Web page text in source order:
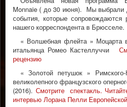
Monnaie ( до 30 июня). Мы выбрали
события, которые
нашего корреспондента в Брюсселе.
« Волшебная флейта » Моцарта
итальянца Ромео Кастеллуччи
рецензию
« Золотой петушок »
великолепного французского
(2016). Смотрите спектакль.
интервью Лорана Пелли